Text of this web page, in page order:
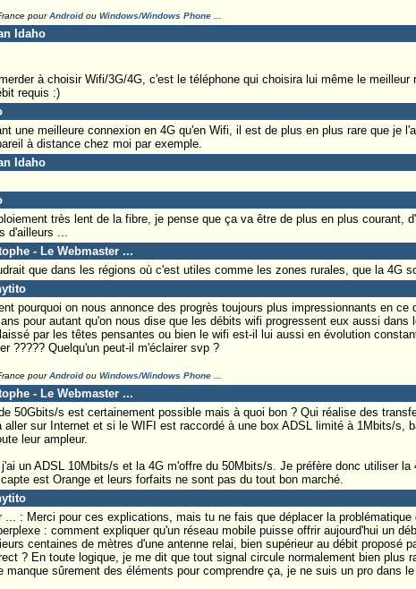
pourAndroidou Windows/Windows Phone...
Idaho
à choisir Wifi/3G/4G, c'est le téléphone qui choisira lui même le meilleur
requis :)
une meilleure connexion en 4G qu'en Wifi, il est de plus en plus rare que je
à distance chez moi par exemple.
Idaho
très lent de la fibre, je pense que ça va être de plus en plus courant,
d'ailleurs ...
- Le Webmaster ...
que dans les régions où c'est utiles comme les zones rurales, que la 4G
pourquoi on nous annonce des progrès toujours plus impressionnants en ce
pour autant qu'on nous dise que les débits wifi progressent eux aussi dans
par les têtes pensantes ou bien le wifi est-il lui aussi en évolution
????? Quelqu'un peut-il m'éclairer svp ?
pourAndroidou Windows/Windows Phone...
- Le Webmaster ...
50Gbits/s est certainement possible mais à quoi bon ? Qui réalise des
aller sur Internet et si le WIFI est raccordé à une box ADSL limité à 1Mbits/s,
leur ampleur.
un ADSL 10Mbits/s et la 4G m'offre du 50Mbits/s. Je préfère donc utiliser la
est Orange et leurs forfaits ne sont pas du tout bon marché.
... : Merci pour ces explications, mais tu ne fais que déplacer la
: comment expliquer qu'un réseau mobile puisse offrir aujourd'hui un
centaines de mètres d'une antenne relai, bien supérieur au débit proposé
? En toute logique, je me dit que tout signal circule normalement bien plus
manque sûrement des éléments pour comprendre ça, je ne suis un pro dans